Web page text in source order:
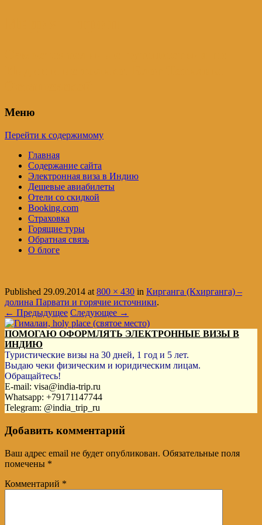
Меню
Перейти к содержимому
Главная
Содержание сайта
Электронная виза в Индию
Дешевые авиабилеты
Отели со скидкой
Booking.com
Страховка
Горящие туры
Обратная связь
О блоге
Published 29.09.2014 at800 × 430 in Кирганга (Кхирганга) –
долина Парвати и горячие источники.
← Предыдущее Следующее →
ПОМОГАЮ ОФОРМЛЯТЬ ЭЛЕКТРОННЫЕ ВИЗЫ В
ИНДИЮ
Туристические визы на 30 дней, 1 год и 5 лет.
Выдаю чеки физическим и юридическим лицам.
Обращайтесь!
E-mail: visa@india-trip.ru
Whatsapp: +79171147744
Telegram: @india_trip_ru
Добавить комментарий
Ваш адрес email не будет опубликован. Обязательные поля
помечены *
Комментарий *